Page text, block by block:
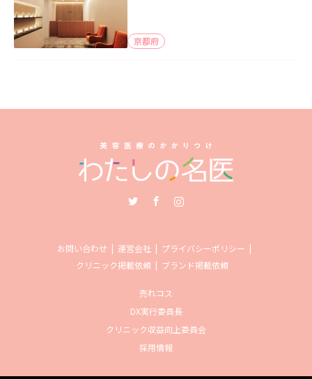
京都府
お問い合わせ 運営会社
プライバシーポリシー
クリニック掲載依頼
ブランド掲載依頼
売れコス
DX実行委員長
クリニック収益向上委員会
採用情報